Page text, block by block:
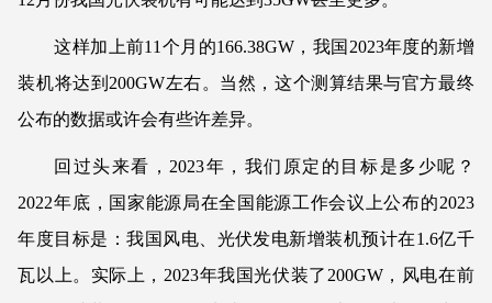
这样加上前11个月的166.38GW，我国2023年度的新增
装机将达到200GW左右。当然，这个测算结果与官方最终
公布的数据或许会有些许差异。
回过头来看，2023年，我们原定的目标是多少呢？
2022年底，国家能源局在全国能源工作会议上公布的2023
年度目标是：我国风电、光伏发电新增装机预计在1.6亿千
瓦以上。实际上，2023年我国光伏装了200GW，风电在前